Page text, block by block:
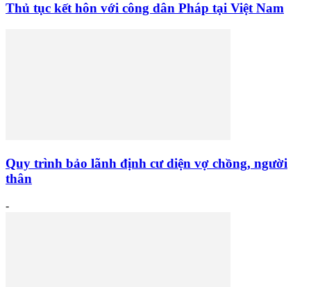
Thủ tục kết hôn với công dân Pháp tại Việt Nam
Quy trình bảo lãnh định cư diện vợ chồng, người
thân
-